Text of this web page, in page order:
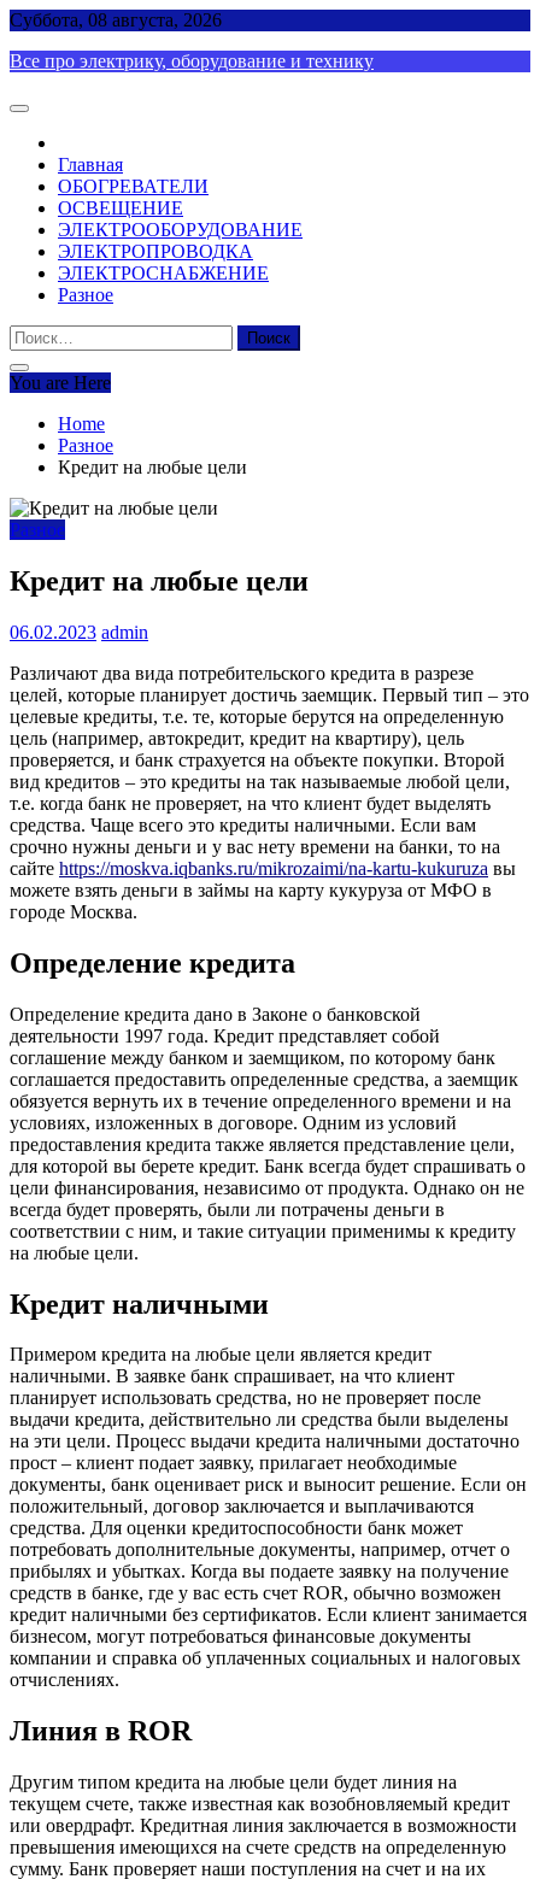
Skip
content
Суббота, 08 августа, 2026
Все про электрику, оборудование и технику
Главная
ОБОГРЕВАТЕЛИ
ОСВЕЩЕНИЕ
ЭЛЕКТРООБОРУДОВАНИЕ
ЭЛЕКТРОПРОВОДКА
ЭЛЕКТРОСНАБЖЕНИЕ
Разное
Найти:
You are Here
Home
Разное
Кредит на любые цели
Разное
Кредит на любые цели
06.02.2023 admin
Различают два вида потребительского кредита в разрезе
целей, которые планирует достичь заемщик. Первый тип – это
целевые кредиты, т.е. те, которые берутся на определенную
цель (например, автокредит, кредит на квартиру), цель
проверяется, и банк страхуется на объекте покупки. Второй
вид кредитов – это кредиты на так называемые любой цели,
т.е. когда банк не проверяет, на что клиент будет выделять
средства. Чаще всего это кредиты наличными. Если вам
срочно нужны деньги и у вас нету времени на банки, то на
сайте https://moskva.iqbanks.ru/mikrozaimi/na-kartu-kukuruza вы
можете взять деньги в займы на карту кукуруза от МФО в
городе Москва.
Определение кредита
Определение кредита дано в Законе о банковской
деятельности 1997 года. Кредит представляет собой
соглашение между банком и заемщиком, по которому банк
соглашается предоставить определенные средства, а заемщик
обязуется вернуть их в течение определенного времени и на
условиях, изложенных в договоре. Одним из условий
предоставления кредита также является представление цели,
для которой вы берете кредит. Банк всегда будет спрашивать о
цели финансирования, независимо от продукта. Однако он не
всегда будет проверять, были ли потрачены деньги в
соответствии с ним, и такие ситуации применимы к кредиту
на любые цели.
Кредит наличными
Примером кредита на любые цели является кредит
наличными. В заявке банк спрашивает, на что клиент
планирует использовать средства, но не проверяет после
выдачи кредита, действительно ли средства были выделены
на эти цели. Процесс выдачи кредита наличными достаточно
прост – клиент подает заявку, прилагает необходимые
документы, банк оценивает риск и выносит решение. Если он
положительный, договор заключается и выплачиваются
средства. Для оценки кредитоспособности банк может
потребовать дополнительные документы, например, отчет о
прибылях и убытках. Когда вы подаете заявку на получение
средств в банке, где у вас есть счет ROR, обычно возможен
кредит наличными без сертификатов. Если клиент занимается
бизнесом, могут потребоваться финансовые документы
компании и справка об уплаченных социальных и налоговых
отчислениях.
Линия в ROR
Другим типом кредита на любые цели будет линия на
текущем счете, также известная как возобновляемый кредит
или овердрафт. Кредитная линия заключается в возможности
превышения имеющихся на счете средств на определенную
сумму. Банк проверяет наши поступления на счет и на их